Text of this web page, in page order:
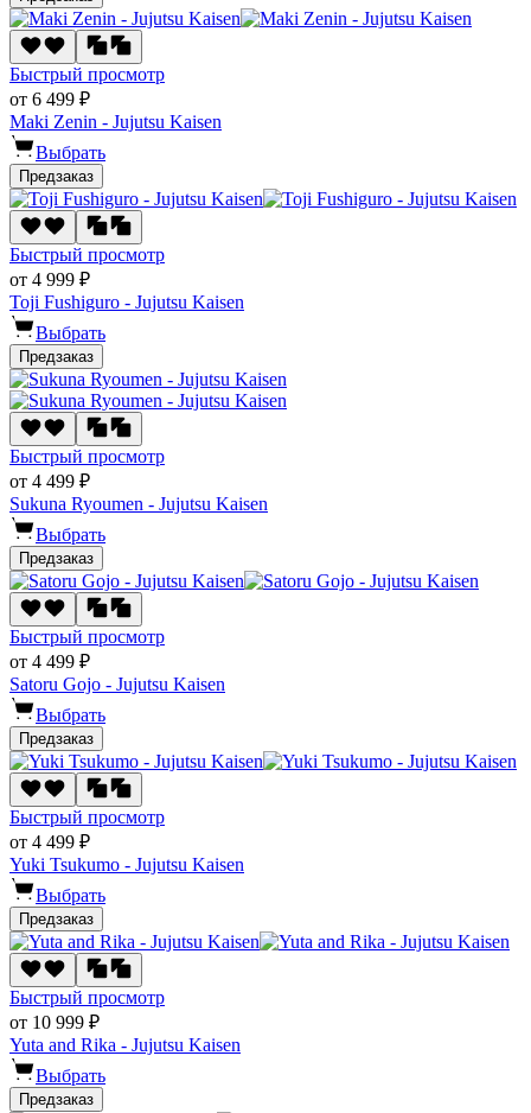
Быстрый просмотр
от 6 499 ₽
Maki Zenin - Jujutsu Kaisen
Выбрать
Предзаказ
Быстрый просмотр
от 4 999 ₽
Toji Fushiguro - Jujutsu Kaisen
Выбрать
Предзаказ
Быстрый просмотр
от 4 499 ₽
Sukuna Ryoumen - Jujutsu Kaisen
Выбрать
Предзаказ
Быстрый просмотр
от 4 499 ₽
Satoru Gojo - Jujutsu Kaisen
Выбрать
Предзаказ
Быстрый просмотр
от 4 499 ₽
Yuki Tsukumo - Jujutsu Kaisen
Выбрать
Предзаказ
Быстрый просмотр
от 10 999 ₽
Yuta and Rika - Jujutsu Kaisen
Выбрать
Предзаказ